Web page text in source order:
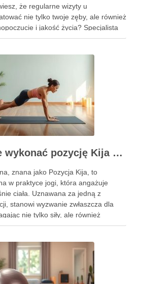
że regularne wizyty u
nie tylko twoje zęby, ale również
i jakość życia? Specjalista
i profilaktyką chorób jamy ustnej,
Jak skutecznie wykonać pozycję Kija w jodze? Przewodnik krok po kroku
znana jako Pozycja Kija, to
w praktyce jogi, która angażuje
ciała. Uznawana za jedną z
stanowi wyzwanie zwłaszcza dla
nie tylko siły, ale również
ciała. Właściwe wykonanie tej